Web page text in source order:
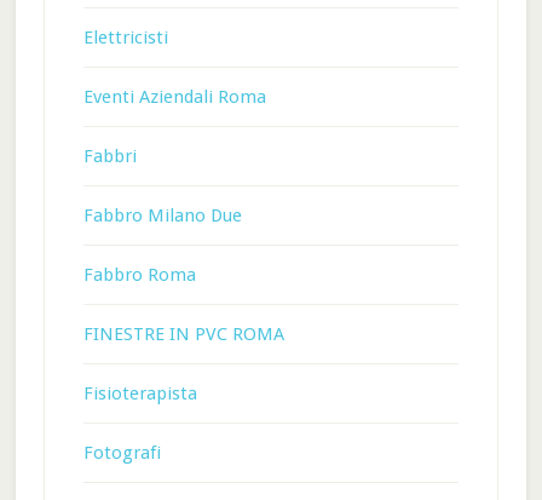
Elettricisti
Eventi Aziendali Roma
Fabbri
Fabbro Milano Due
Fabbro Roma
FINESTRE IN PVC ROMA
Fisioterapista
Fotografi